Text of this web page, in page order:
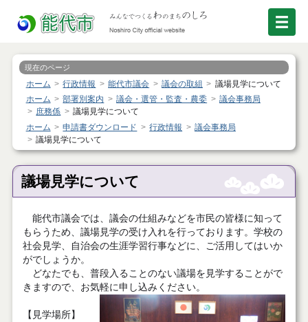
現在のページ
ホーム 行政情報 能代市議会 議会の取組
議場見学について
ホーム
部署別案内 議会・選管・監査・農委
議会事務局
庶務係
議場見学について
ホーム
申請書ダウンロード 行政情報
議会事務局
議場見学について
議場見学について
能代市議会では、議会の仕組みなどを市民の皆様に知って
もらうため、議場見学の受け入れを行っております。学校の
社会見学、自治会の生涯学習行事などに、ご活用してはいか
がでしょうか。
どなたでも、普段入ることのない議場を見学することがで
きますので、お気軽に申し込みください。
【見学場所】